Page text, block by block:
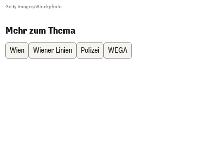
Getty Images/iStockphoto
Mehr zum Thema
Wien Wiener Linien Polizei WEGA